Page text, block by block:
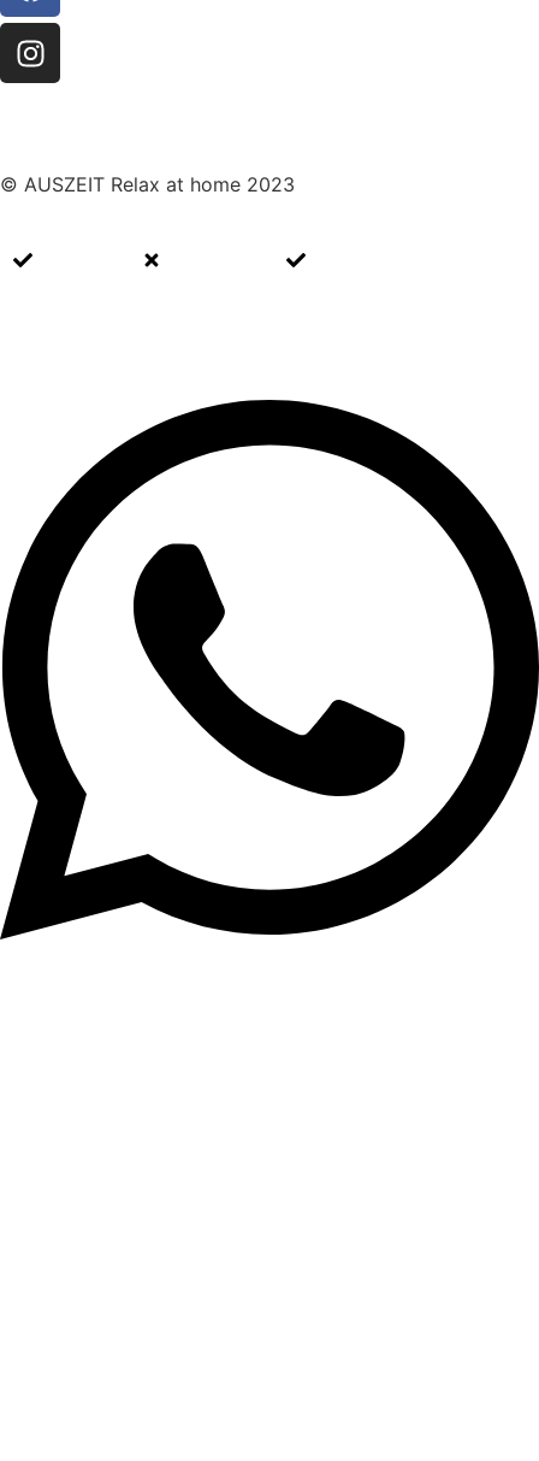
© AUSZEIT Relax at home 2023